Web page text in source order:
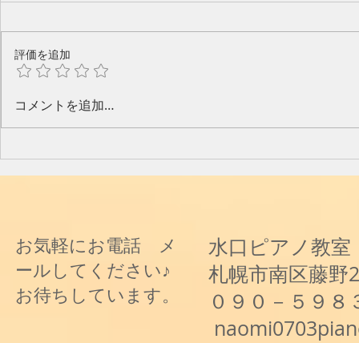
評価を追加
コメントを追加…
お気軽にお電話 メ
ールしてください♪
お待ちしています。
水口ピアノ教室
札幌市南区藤野
０９０－５９８